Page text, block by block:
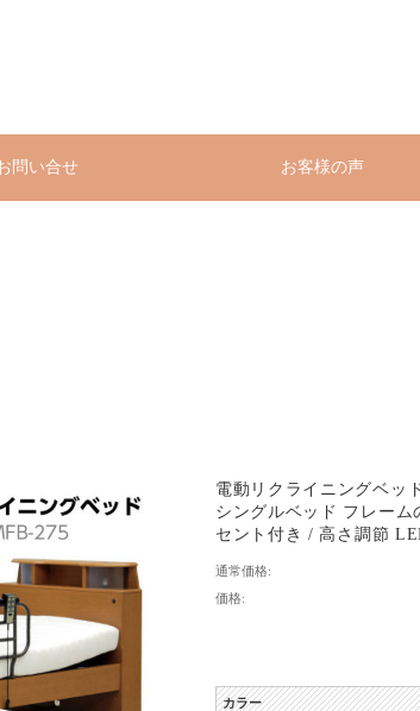
問い合せ お客様の声
電動リクライニングベッ
シングルベッド フレー
セント付き / 高さ調節
通常価格:
価格:
カラー